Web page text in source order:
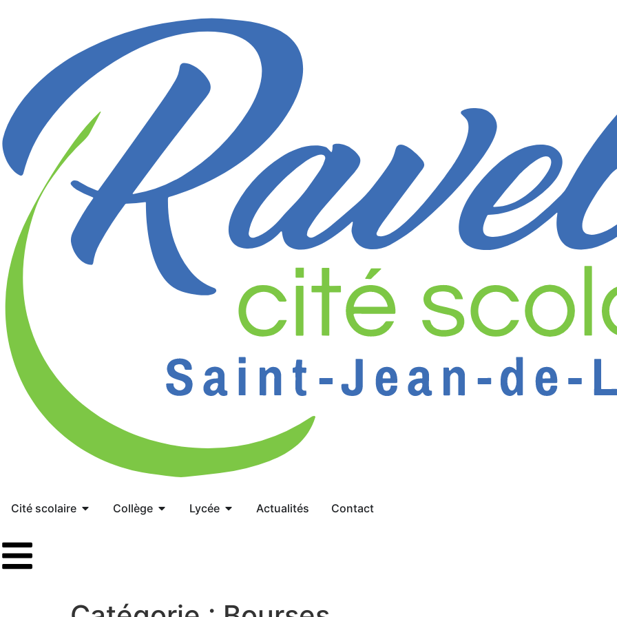
Cité scolaire Collège Lycée Actualités Contact